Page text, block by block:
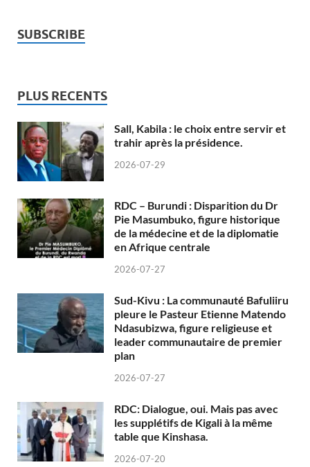
SUBSCRIBE
PLUS RECENTS
Sall, Kabila : le choix entre servir et
trahir après la présidence.
2026-07-29
RDC – Burundi : Disparition du Dr
Pie Masumbuko, figure historique
de la médecine et de la diplomatie
en Afrique centrale
2026-07-27
Sud-Kivu : La communauté Bafuliiru
pleure le Pasteur Etienne Matendo
Ndasubizwa, figure religieuse et
leader communautaire de premier
plan
2026-07-27
RDC: Dialogue, oui. Mais pas avec
les supplétifs de Kigali à la même
table que Kinshasa.
2026-07-20